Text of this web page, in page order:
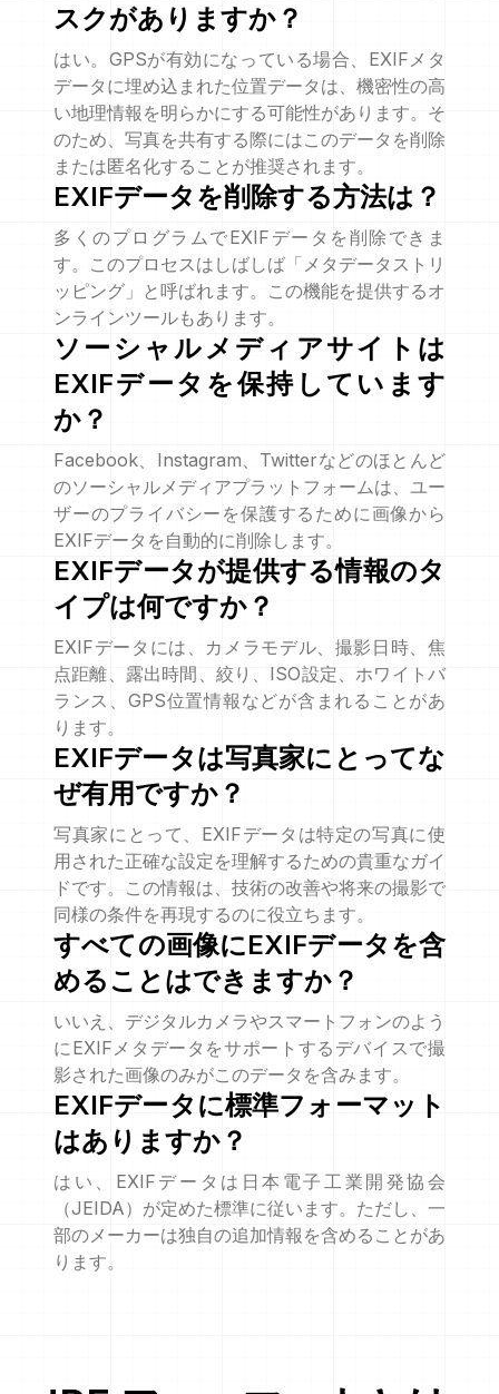
スクがありますか？
はい。GPSが有効になっている場合、EXIFメタ
データに埋め込まれた位置データは、機密性の高
い地理情報を明らかにする可能性があります。そ
のため、写真を共有する際にはこのデータを削除
または匿名化することが推奨されます。
EXIFデータを削除する方法は？
多くのプログラムでEXIFデータを削除できま
す。このプロセスはしばしば「メタデータストリ
ッピング」と呼ばれます。この機能を提供するオ
ンラインツールもあります。
ソーシャルメディアサイトは
EXIFデータを保持しています
か？
Facebook、Instagram、Twitterなどのほとんど
のソーシャルメディアプラットフォームは、ユー
ザーのプライバシーを保護するために画像から
EXIFデータを自動的に削除します。
EXIFデータが提供する情報のタ
イプは何ですか？
EXIFデータには、カメラモデル、撮影日時、焦
点距離、露出時間、絞り、ISO設定、ホワイトバ
ランス、GPS位置情報などが含まれることがあ
ります。
EXIFデータは写真家にとってな
ぜ有用ですか？
写真家にとって、EXIFデータは特定の写真に使
用された正確な設定を理解するための貴重なガイ
ドです。この情報は、技術の改善や将来の撮影で
同様の条件を再現するのに役立ちます。
すべての画像にEXIFデータを含
めることはできますか？
いいえ、デジタルカメラやスマートフォンのよう
にEXIFメタデータをサポートするデバイスで撮
影された画像のみがこのデータを含みます。
EXIFデータに標準フォーマット
はありますか？
はい、EXIFデータは日本電子工業開発協会
（JEIDA）が定めた標準に従います。ただし、一
部のメーカーは独自の追加情報を含めることがあ
ります。